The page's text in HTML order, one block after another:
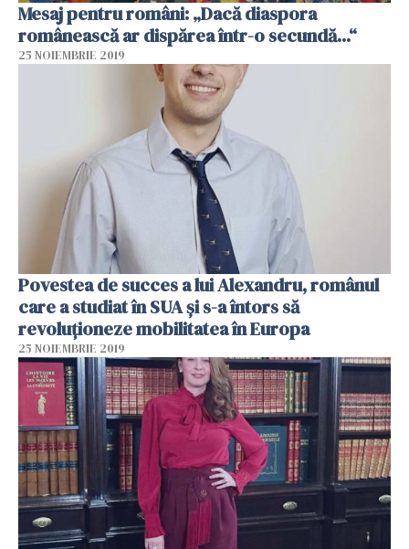
Mesaj pentru români: „Dacă diaspora
românească ar dispărea într-o secundă...“
25 NOIEMBRIE 2019
Povestea de succes a lui Alexandru, românul
care a studiat în SUA și s-a întors să
revoluționeze mobilitatea în Europa
25 NOIEMBRIE 2019